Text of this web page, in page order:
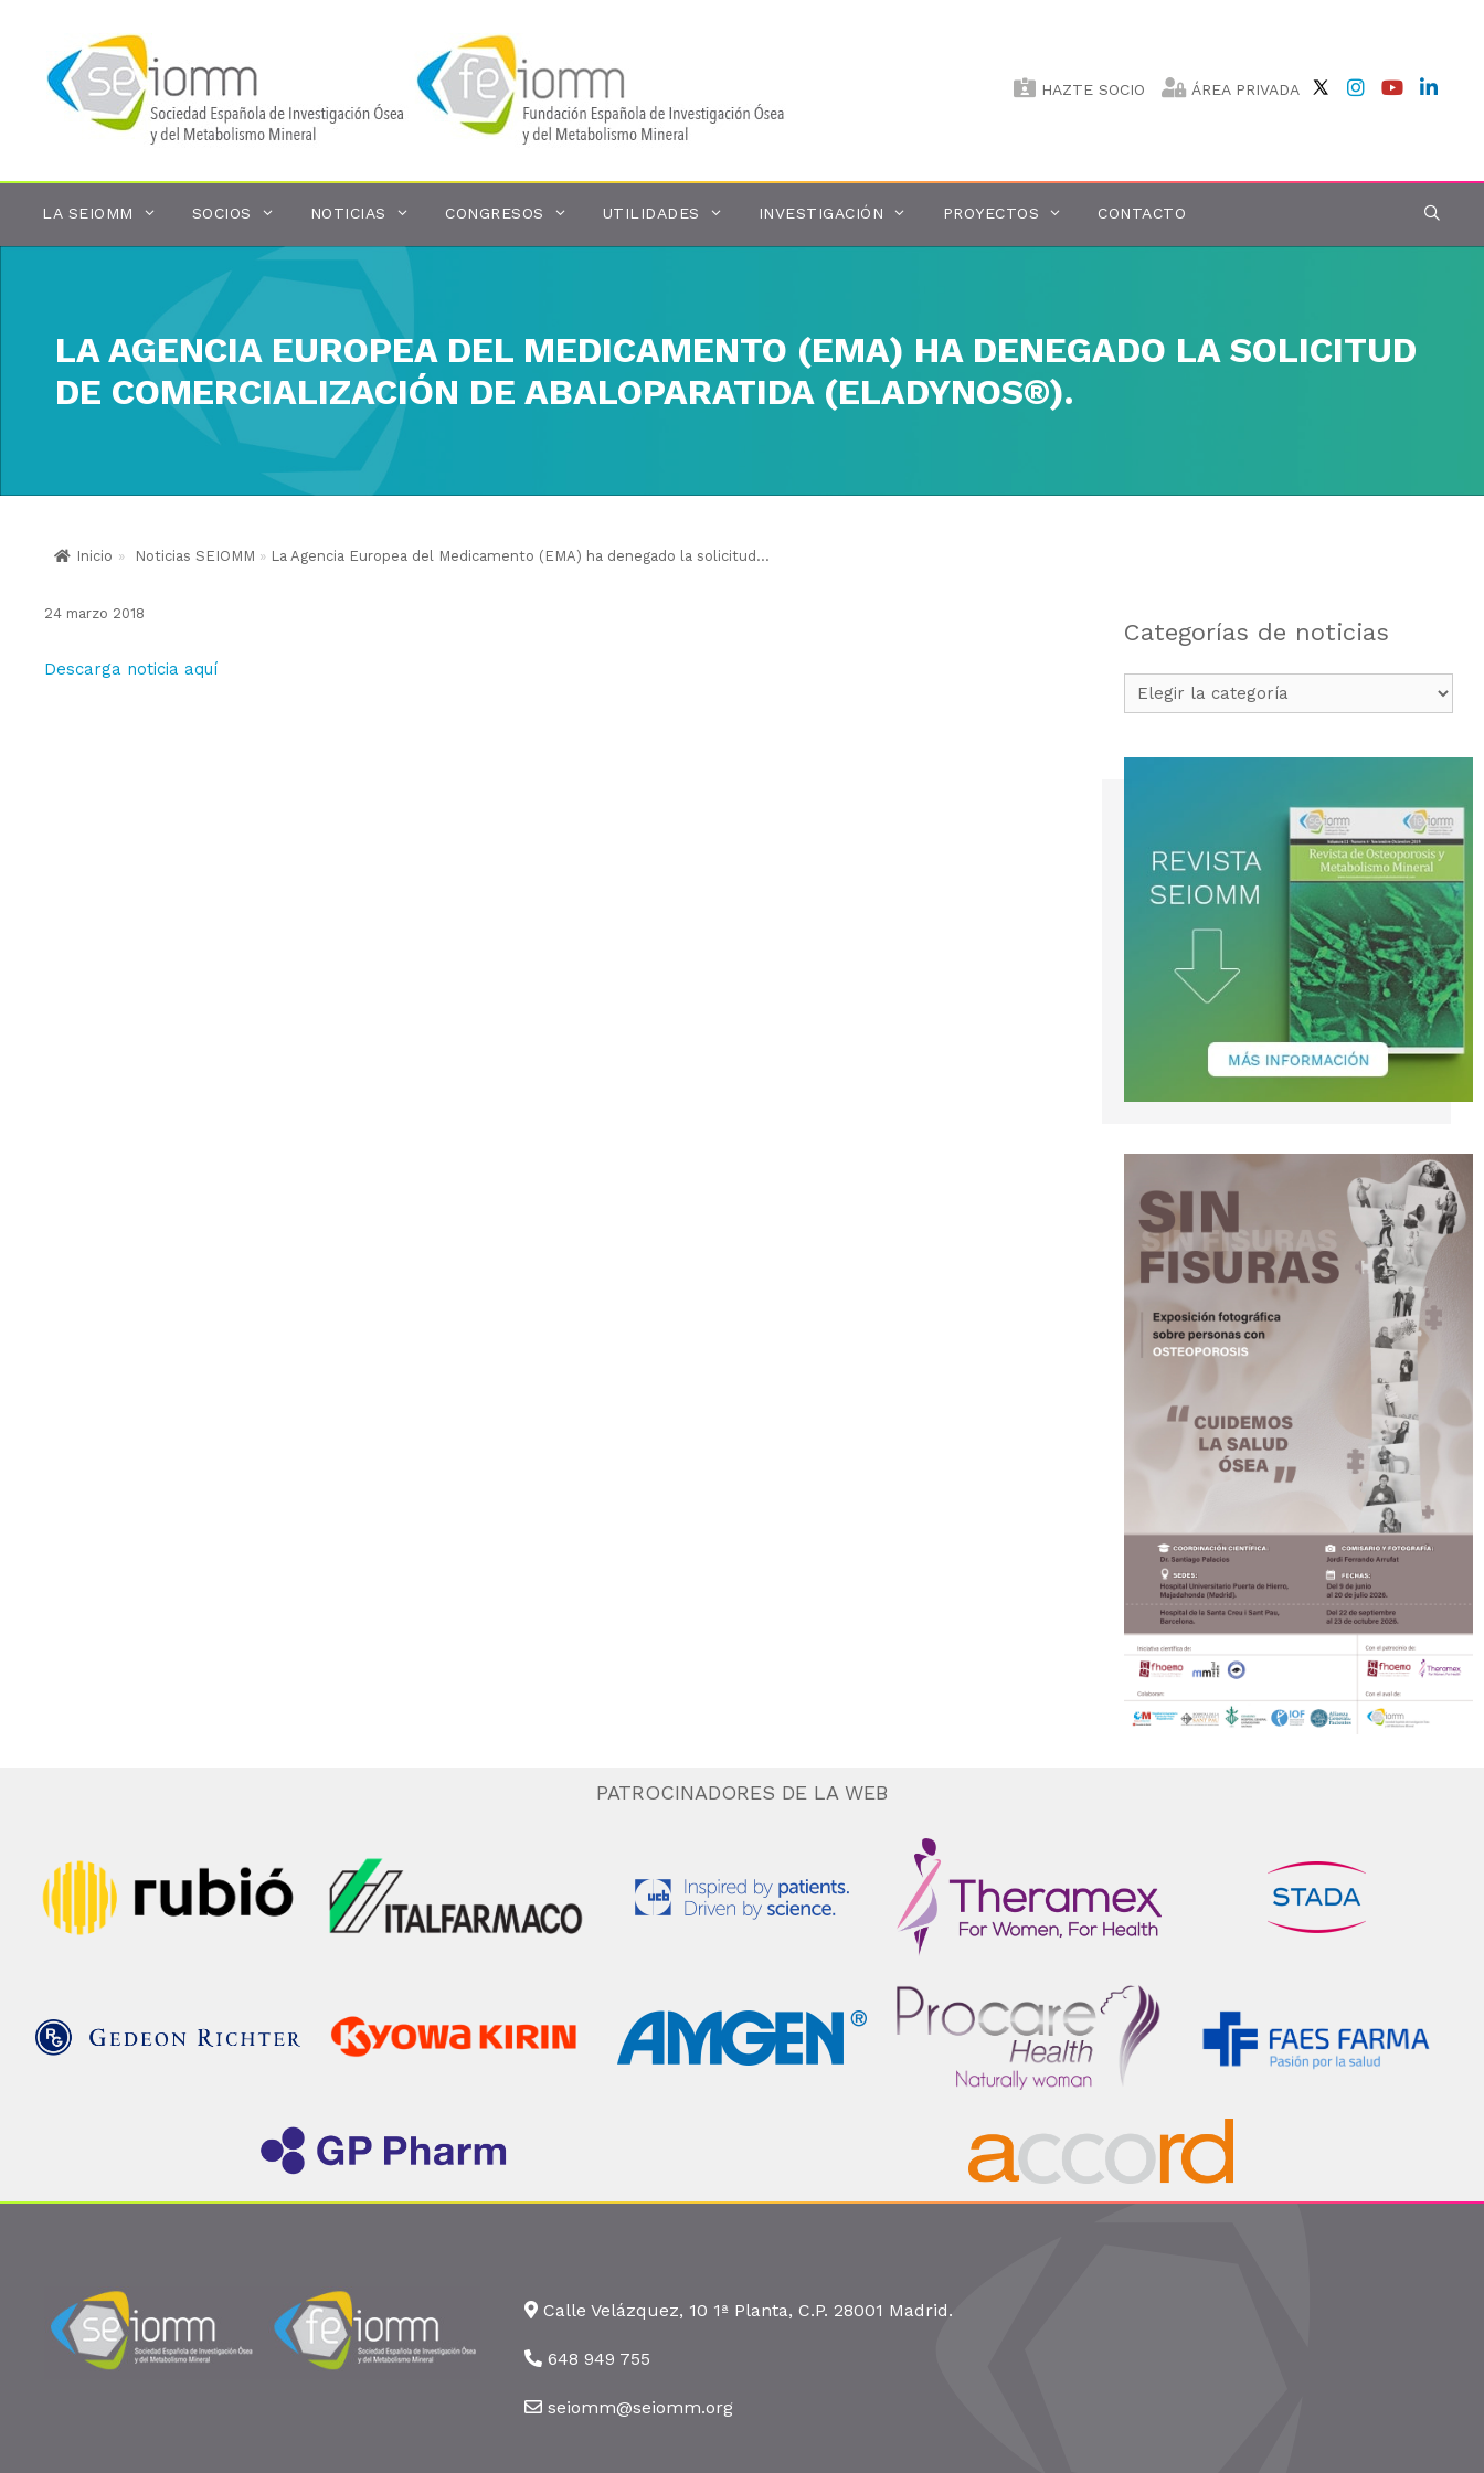
contenido
HAZTE SOCIO ÁREA PRIVADA
LA SEIOMM SOCIOS NOTICIAS CONGRESOS UTILIDADES INVESTIGACIÓN PROYECTOS CONTACTO
LA AGENCIA EUROPEA DEL MEDICAMENTO (EMA) HA DENEGADO LA SOLICITUD
DE COMERCIALIZACIÓN DE ABALOPARATIDA (ELADYNOS®).
Inicio » Noticias SEIOMM » La Agencia Europea del Medicamento (EMA) ha denegado la solicitud...
24 marzo 2018
Descarga noticia aquí
Categorías de noticias
Categorías
de
PATROCINADORES DE LA WEB
Calle Velázquez, 10 1ª Planta, C.P. 28001 Madrid.
648 949 755
seiomm@seiomm.org